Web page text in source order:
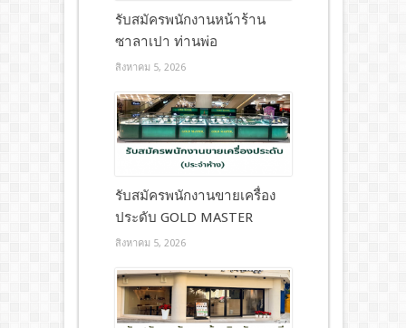
รับสมัครพนักงานหน้าร้าน
ซาลาเปา ท่านพ่อ
สิงหาคม 5, 2026
รับสมัครพนักงานขายเครื่อง
ประดับ GOLD MASTER
สิงหาคม 5, 2026